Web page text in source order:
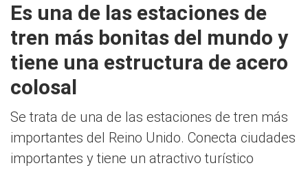
Es una de las estaciones de
tren más bonitas del mundo y
tiene una estructura de acero
colosal
Se trata de una de las estaciones de tren más
importantes del Reino Unido. Conecta ciudades
importantes y tiene un atractivo turístico